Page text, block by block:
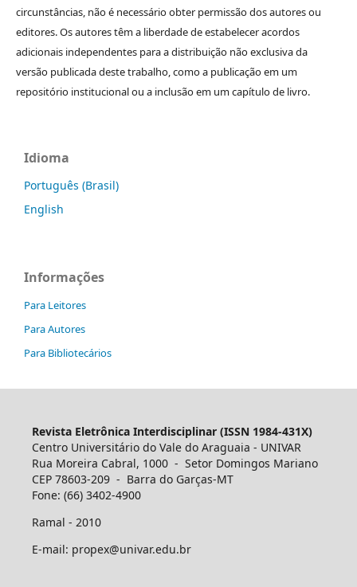
circunstâncias, não é necessário obter permissão dos autores ou
editores. Os autores têm a liberdade de estabelecer acordos
adicionais independentes para a distribuição não exclusiva da
versão publicada deste trabalho, como a publicação em um
repositório institucional ou a inclusão em um capítulo de livro.
Idioma
Português (Brasil)
English
Informações
Para Leitores
Para Autores
Para Bibliotecários
Revista Eletrônica Interdisciplinar (ISSN 1984-431X)
Centro Universitário do Vale do Araguaia - UNIVAR
Rua Moreira Cabral, 1000 - Setor Domingos Mariano
CEP 78603-209 - Barra do Garças-MT
Fone: (66) 3402-4900
Ramal - 2010
E-mail: propex@univar.edu.br